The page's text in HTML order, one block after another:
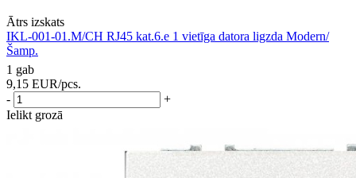
Ātrs izskats
IKL-001-01.M/CH RJ45 kat.6.e 1 vietīga datora ligzda Modern/
Šamp.
1 gab
9,15 EUR/pcs.
-
+
Ielikt grozā